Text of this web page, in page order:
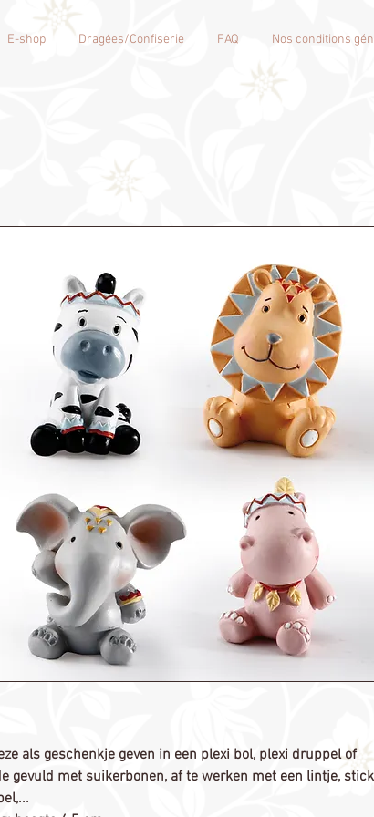
E-shop Dragées/Confiserie FAQ Nos conditions
als geschenkje geven in een plexi bol, plexi druppel of
gevuld met suikerbonen, af te werken met een lintje,